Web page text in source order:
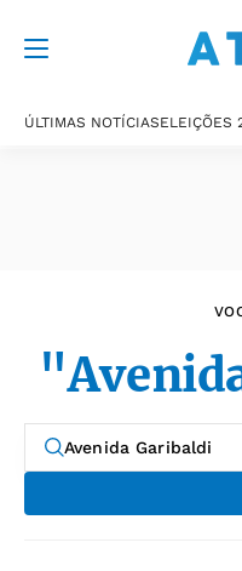
ÚLTIMAS NOTÍCIASELEIÇÕES